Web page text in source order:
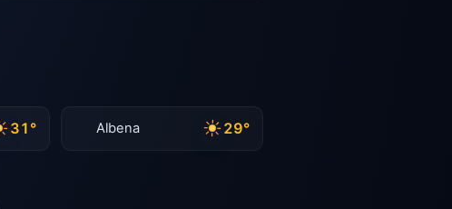
31° Albena 29°